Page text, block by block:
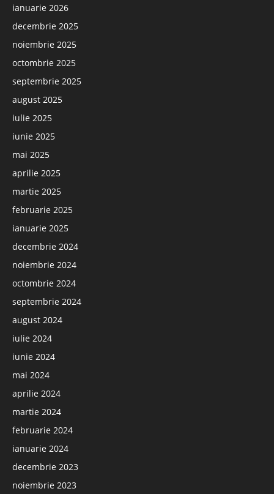
ianuarie 2026
decembrie 2025
noiembrie 2025
octombrie 2025
septembrie 2025
august 2025
iulie 2025
iunie 2025
mai 2025
aprilie 2025
martie 2025
februarie 2025
ianuarie 2025
decembrie 2024
noiembrie 2024
octombrie 2024
septembrie 2024
august 2024
iulie 2024
iunie 2024
mai 2024
aprilie 2024
martie 2024
februarie 2024
ianuarie 2024
decembrie 2023
noiembrie 2023